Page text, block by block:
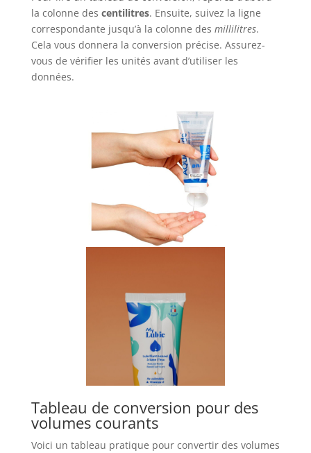
la colonne des centilitres. Ensuite, suivez la ligne
correspondante jusqu’à la colonne des millilitres.
Cela vous donnera la conversion précise. Assurez-
vous de vérifier les unités avant d’utiliser les
données.
Tableau de conversion pour des
volumes courants
Voici un tableau pratique pour convertir des volumes